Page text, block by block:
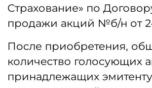
Страхование» по
продажи акций №б/н от
После приобретения,
количество голосующих
принадлежащих